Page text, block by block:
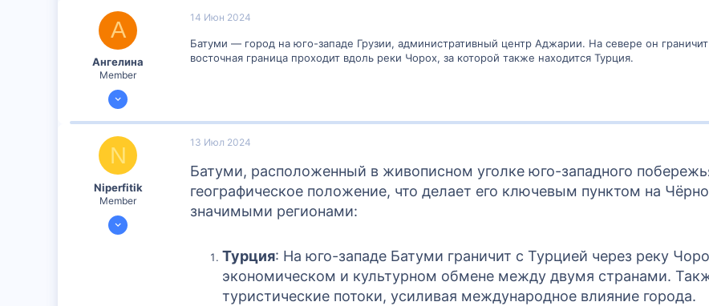
А
Ангелина
Member
12 Июн 2024
14 Июн 2024
Батуми — город на юго-западе Грузии, административный центр Аджарии. На севере он
восточная граница проходит вдоль реки Чорох, за которой также находится Турция.
N
Niperfitik
Member
13 Июл 2024
13 Июл 2024
Батуми, расположенный в живописном уголке юго-западного
географическое положение, что делает его ключевым пунктом на
значимыми регионами:
Турция: На юго-западе Батуми граничит с Турцией через реку
экономическом и культурном обмене между двумя странами.
туристические потоки, усиливая международное влияние города.